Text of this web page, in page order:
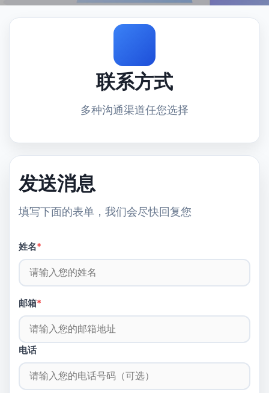
联系方式
多种沟通渠道任您选择
发送消息
填写下面的表单，我们会尽快回复您
姓名*
邮箱*
电话